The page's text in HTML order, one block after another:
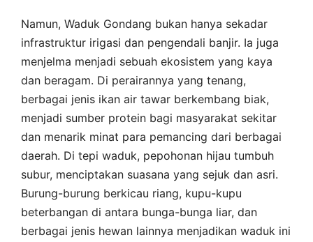
Namun, Waduk Gondang bukan hanya sekadar
infrastruktur irigasi dan pengendali banjir. Ia juga
menjelma menjadi sebuah ekosistem yang kaya
dan beragam. Di perairannya yang tenang,
berbagai jenis ikan air tawar berkembang biak,
menjadi sumber protein bagi masyarakat sekitar
dan menarik minat para pemancing dari berbagai
daerah. Di tepi waduk, pepohonan hijau tumbuh
subur, menciptakan suasana yang sejuk dan asri.
Burung-burung berkicau riang, kupu-kupu
beterbangan di antara bunga-bunga liar, dan
berbagai jenis hewan lainnya menjadikan waduk ini